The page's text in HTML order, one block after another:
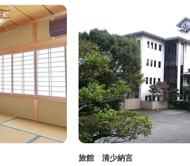
旅館 清少納言